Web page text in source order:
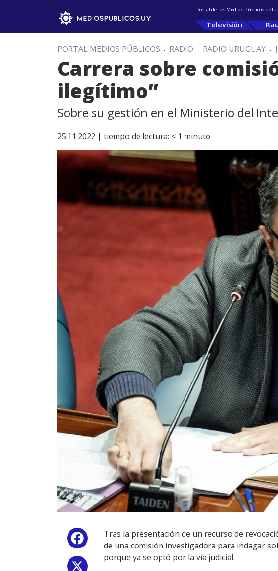
Portal de los Medios Públicos del
Televisión
PORTAL MEDIOS PÚBLICOS . RADIO . RADIO URUGUAY .
Carrera sobre
ilegítimo”
Sobre su gestión en el Ministerio del
25.11.2022 | tiempo de lectura: < 1 minuto
Facebook
Tras la presentación de un recurso de
de una comisión investigadora para indagar
porque ya se optó por la vía judicial.